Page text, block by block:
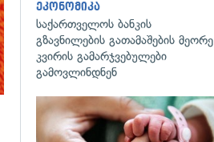
ეკონომიკა
საქართველოს ბანკის
გზავნილების გათამაშების მეორე
კვირის გამარჯვებულები
გამოვლინდნენ